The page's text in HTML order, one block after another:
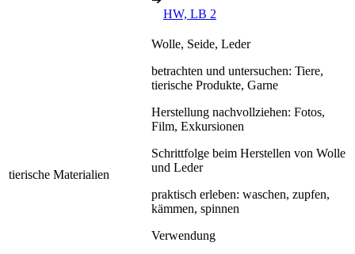
HW, LB 2
tierische Materialien
Wolle, Seide, Leder
betrachten und untersuchen: Tiere,
tierische Produkte, Garne
Herstellung nachvollziehen: Fotos,
Film, Exkursionen
Schrittfolge beim Herstellen von Wolle
und Leder
praktisch erleben: waschen, zupfen,
kämmen, spinnen
Verwendung